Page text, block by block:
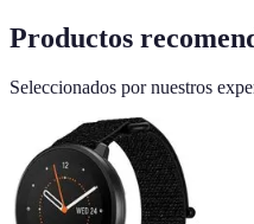
Productos
Seleccionados por nuestros